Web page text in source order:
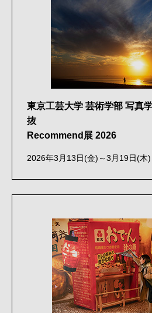
東京工芸大学 芸術学部 写真
抜
Recommend展 2026
2026年3月13日(金)～3月19日(木)